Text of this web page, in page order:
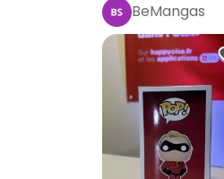
BeMangas